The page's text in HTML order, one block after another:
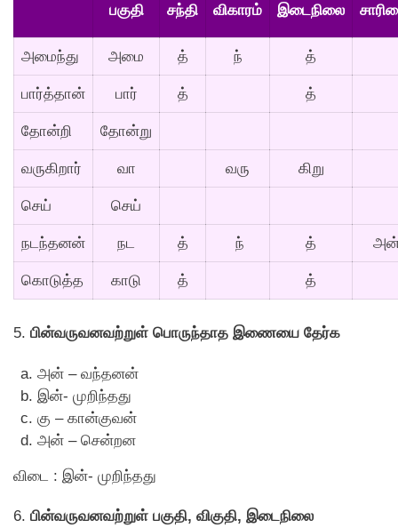
பகுதி சந்தி விகாரம் இடைநிலை
அமைந்து அமை த் ந் த்
பார்த்தான் பார் த் த்
தோன்றி தோன்று
வருகிறார் வா வரு கிறு
செய் செய்
நடந்தனன் நட த் ந் த்
கொடுத்த காடு த் த்
5. பின்வருவனவற்றுள் பொருந்தாத இணையை தேர்க
அன் – வந்தனன்
இன்- முறிந்தது
கு – கான்குவன்
அன் – சென்றன
விடை : இன்- முறிந்தது
6. பின்வருவனவற்றுள் பகுதி, விகுதி, இடைநிலை